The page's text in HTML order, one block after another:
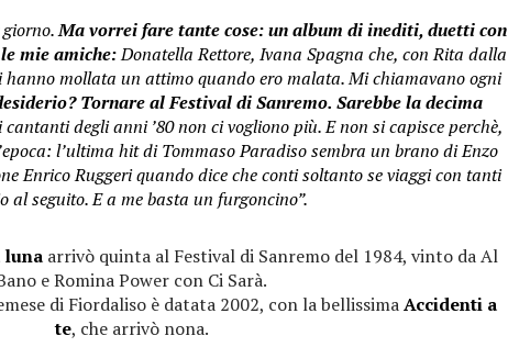
giorno.Ma vorrei fare tante cose: un album di inediti, duetti con
mie amiche:Donatella Rettore, Ivana Spagna che, con Rita dalla
mollata un attimo quando ero malata. Mi chiamavano ogni
Tornare al Festival di Sanremo. Sarebbe la decima
degli anni ’80 non ci vogliono più. E non si capisce perchè,
l’ultima hit di Tommaso Paradiso sembra un brano di Enzo
Enrico Ruggeri quando dice che conti soltanto se viaggi con tanti
al seguito. E a me basta un furgoncino”.
luna arrivò quinta al Festival di Sanremo del 1984, vinto da Al
e Romina Power con Ci Sarà.
di Fiordaliso è datata 2002, con la bellissimaAccidenti a
te, che arrivò nona.